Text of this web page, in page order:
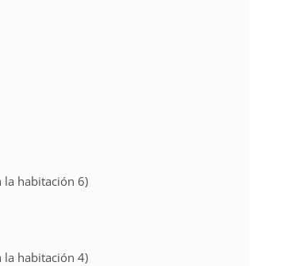
la habitación 6)
la habitación 4)